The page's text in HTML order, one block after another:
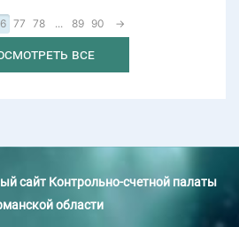
77 78 ... 89 90 →
все
сайт Контрольно-счетной палаты
области